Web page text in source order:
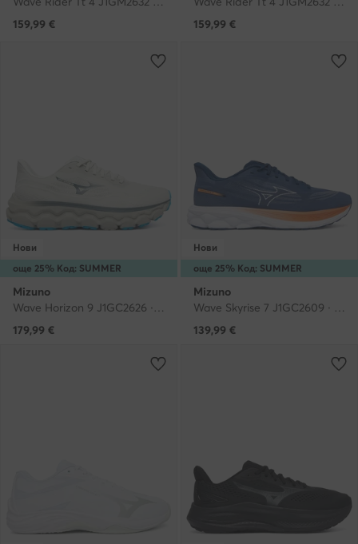
159,99 €
159,99 €
още 25% Код: SUMMER
Нови
Mizuno
Wave Horizon 9 J1GC2626 · Маратонки за бягане
179,99 €
още 25% Код: SUMMER
Нови
Mizuno
Wave Skyrise 7 J1GC2609 · Маратонки за бягане
139,99 €